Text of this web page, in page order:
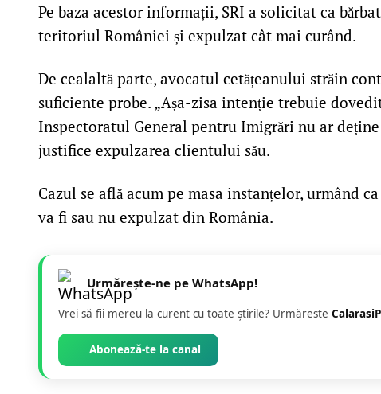
Pe baza acestor informații, SRI a solicitat ca
teritoriul României și expulzat cât mai curând.
De cealaltă parte, avocatul cetățeanului străin
suficiente probe. „Așa-zisa intenție trebuie
Inspectoratul General pentru Imigrări nu ar
justifice expulzarea clientului său.
Cazul se află acum pe masa instanțelor, urmând
va fi sau nu expulzat din România.
Urmărește-ne pe WhatsApp!
Vrei să fii mereu la curent cu toate știrile? Urmăreste
Abonează-te la canal